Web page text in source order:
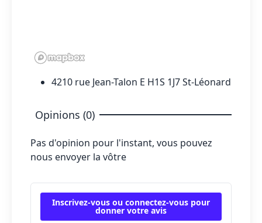
4210 rue Jean-Talon E H1S 1J7 St-Léonard
Opinions (0)
Pas d'opinion pour l'instant, vous pouvez
nous envoyer la vôtre
Inscrivez-vous ou connectez-vous pour
donner votre avis